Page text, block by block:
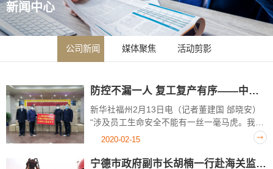
新闻中心
公司新闻 媒体聚焦 活动剪影
防控不漏一人 复工复产有序——中国不锈钢龙头企业生产见闻
新华社福州2月13日电（记者董建国 邰晓安）
“涉及员工生命安全不能有一丝一毫马虎。我们
在春节前就成立了专门的疫情防控领导小组，
午，位于福建宁德福安的青拓集团，...
2020-02-15
宁德市政府副市长胡楠一行赴海关监管作业场所督导防疫工作